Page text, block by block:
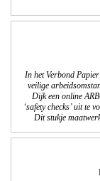
In het Verbond
veilige
Dijk een online
‘safety checks’ uit te
Dit stukje